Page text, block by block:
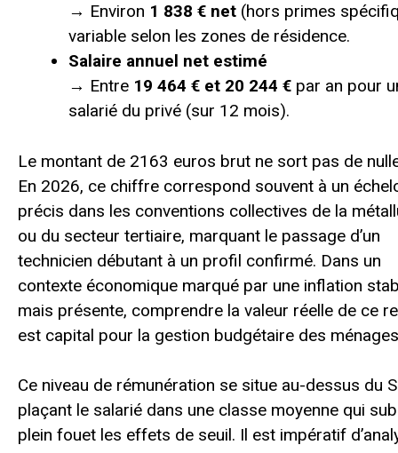
→ Environ 1 838 € net (hors primes
variable selon les zones de résidence.
Salaire annuel net estimé
→ Entre 19 464 € et 20 244 € par an pour
salarié du privé (sur 12 mois).
Le montant de 2163 euros brut ne sort pas de
En 2026, ce chiffre correspond souvent à un
précis dans les conventions collectives de la
ou du secteur tertiaire, marquant le passage d’un
technicien débutant à un profil confirmé. Dans un
contexte économique marqué par une inflation
mais présente, comprendre la valeur réelle de ce
est capital pour la gestion budgétaire des
Ce niveau de rémunération se situe au-dessus du
plaçant le salarié dans une classe moyenne qui
plein fouet les effets de seuil. Il est impératif